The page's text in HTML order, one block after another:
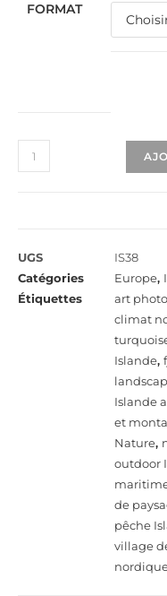
FORMAT
UGS
IS38
Catégories
Europe,
Étiquettes
art
climat
Islande,
Islande
et
Nature,
outdoor
de
pêche
village